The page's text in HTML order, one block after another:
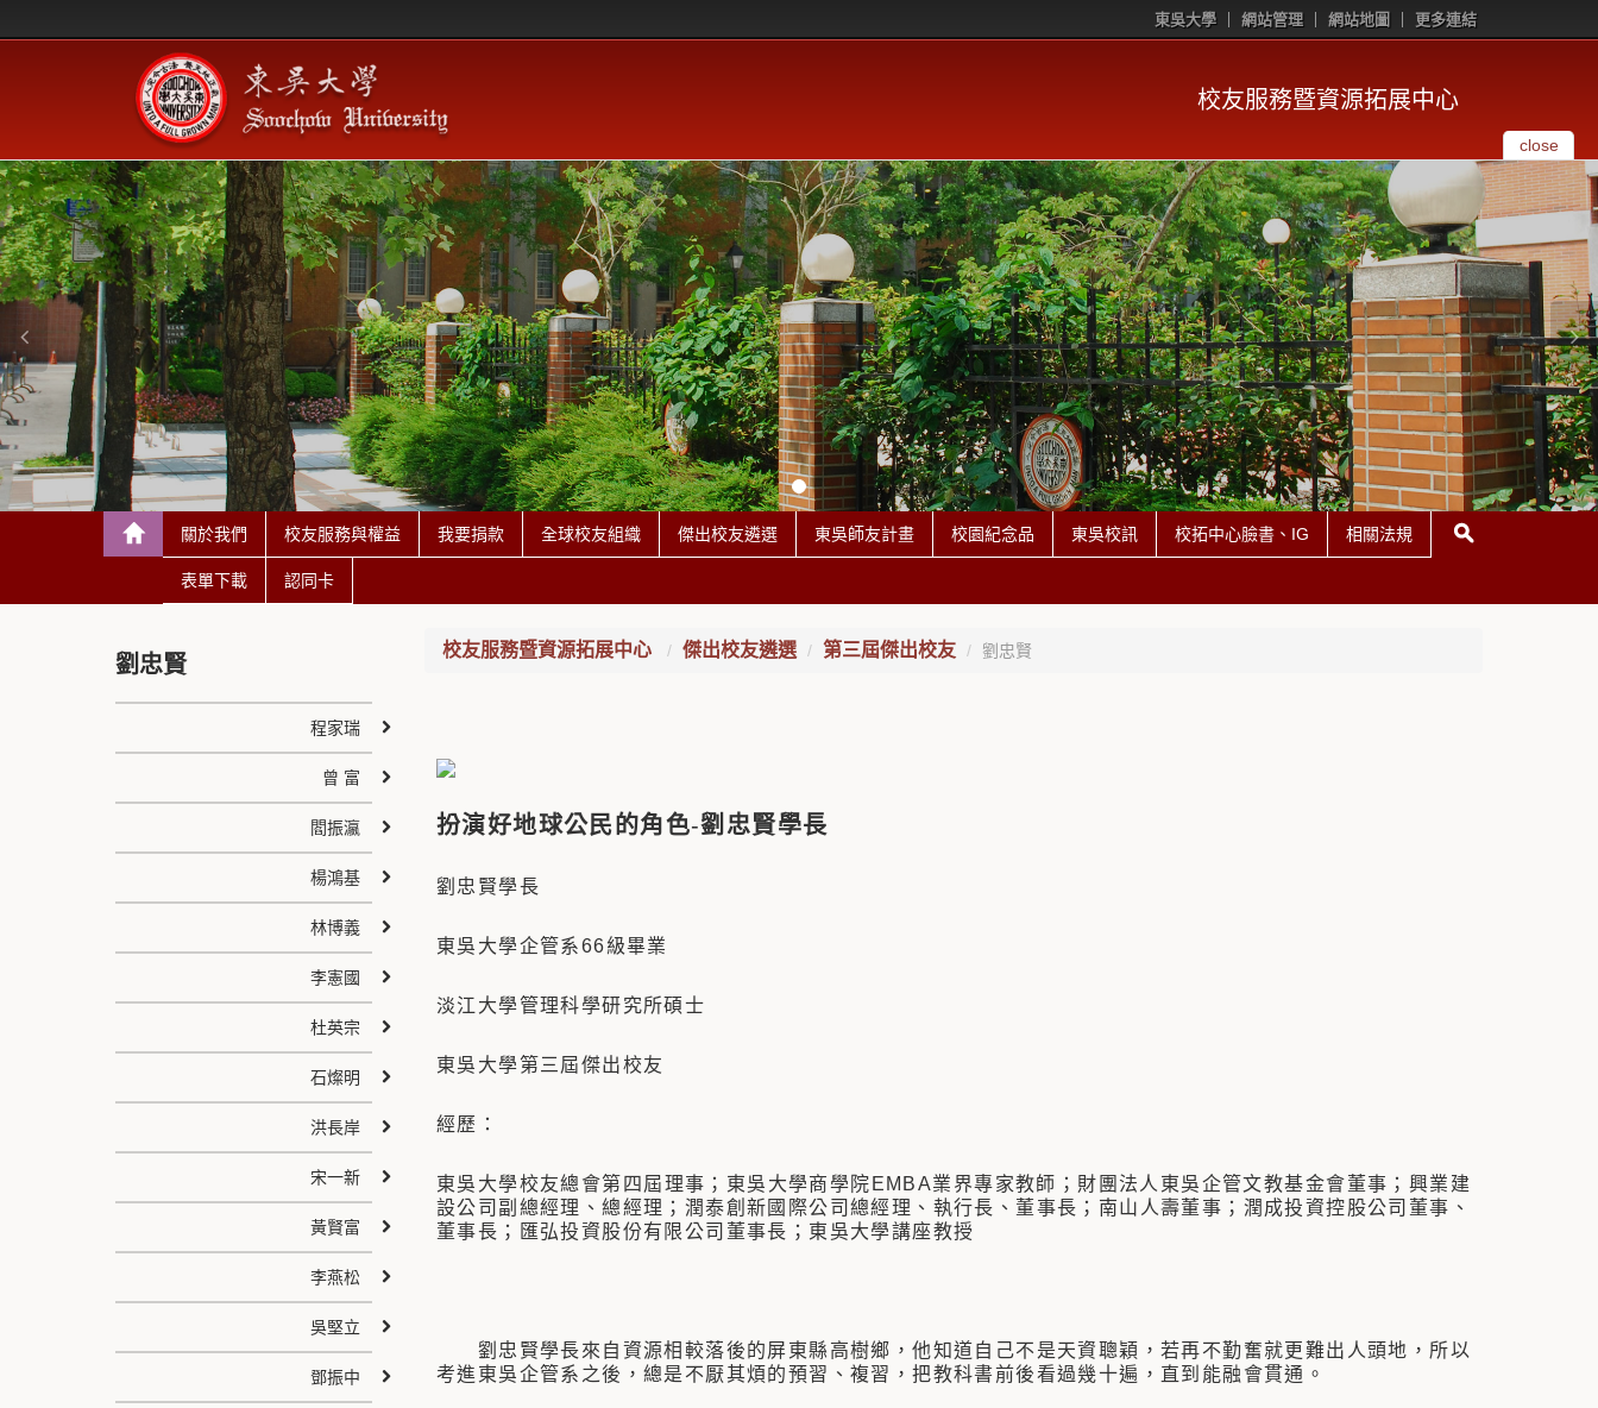
東吳大學 網站管理 網站地圖 更多連結
校友服務暨資源拓展中心
close
關於我們 校友服務與權益 我要捐款 全球校友組織 傑出校友遴選 東吳師友計畫 校園紀念品 東吳校訊 校拓中心臉書、IG 相關法規
表單下載 認同卡
校友服務暨資源拓展中心 傑出校友遴選 第三屆傑出校友 劉忠賢
扮演好地球公民的角色-劉忠賢學長
劉忠賢學長
東吳大學企管系66級畢業
淡江大學管理科學研究所碩士
東吳大學第三屆傑出校友
經歷：
東吳大學校友總會第四屆理事；東吳大學商學院EMBA業界專家教師；財團法人東吳企管文教基金會董事；興業建
設公司副總經理、總經理；潤泰創新國際公司總經理、執行長、董事長；南山人壽董事；潤成投資控股公司董事、
董事長；匯弘投資股份有限公司董事長；東吳大學講座教授
劉忠賢學長來自資源相較落後的屏東縣高樹鄉，他知道自己不是天資聰穎，若再不勤奮就更難出人頭地，所以
考進東吳企管系之後，總是不厭其煩的預習、複習，把教科書前後看過幾十遍，直到能融會貫通。
劉忠賢
程家瑞
曾 富
閻振瀛
楊鴻基
林博義
李憲國
杜英宗
石燦明
洪長岸
宋一新
黃賢富
李燕松
吳堅立
鄧振中